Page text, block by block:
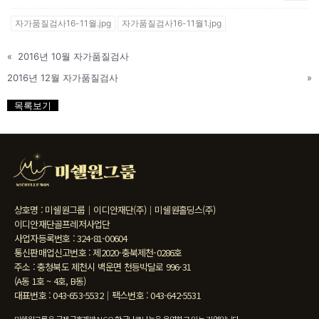
자가품질검사16-11월.jpg 자가품질검사16-11월1.jpg
«
2016년 10월 자가품질검사
2016년 12월 자가품질검사
»
목록보기
상호명 : 미쉘원그룹｜이디안재단(주)｜미쉘원홀딩스(주)
이디안재단골프레저사업단
사업자등록번호 : 324-81-00604
통신판매업신고번호 : 제2020-충북제천-0286호
주소 : 충청북도 제천시 백운면 천등박달로 996-31
(A동 1호 ~ 4호, B동)
대표번호 : 043-653-5532｜팩스번호 : 043-642-5531